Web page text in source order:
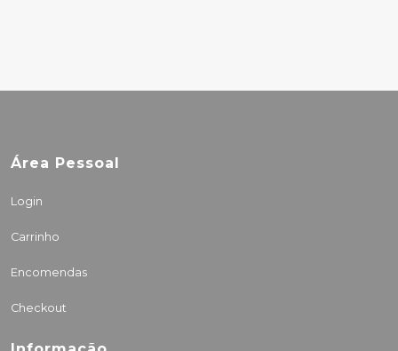
Área Pessoal
Login
Carrinho
Encomendas
Checkout